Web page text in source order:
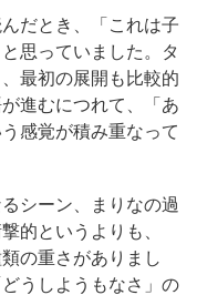
だとき、「これは子
思っていました。タ
最初の展開も比較的
進むにつれて、「あ
感覚が積み重なって
シーン、まりなの過
的というよりも、
の重さがありまし
うしようもなさ」の